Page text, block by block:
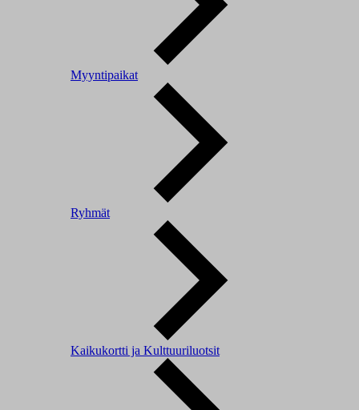
Myyntipaikat
Ryhmät
Kaikukortti ja Kulttuuriluotsit